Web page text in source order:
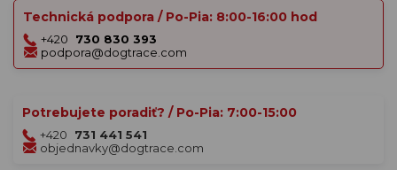
Technická podpora / Po-Pia: 8:00-16:00 hod
+420
730 830 393
podpora@dogtrace.com
Potrebujete poradiť? / Po-Pia: 7:00-15:00
+420
731 441 541
objednavky@dogtrace.com